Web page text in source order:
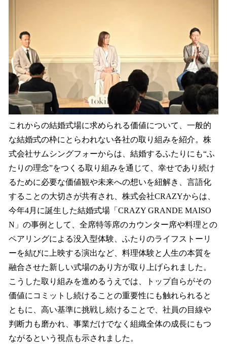
これからの結婚式場に求められる価値について、一般的
な結婚式の枠にとらわれない各社の取り組みを紹介。株
式会社サムシングフォーからは、結婚するふたりにも“ふ
たりの理念”をつくる取り組みを通じて、幸せであり続け
るために必要な価値観や未来への想いを紐解き、言語化
することの大切さが共有され、株式会社CRAZYからは、
今年4月に誕生した結婚式場「CRAZY GRANDE MAISO
N」の事例として、全席特等席のカウンター席や料理との
ペアリングによる没入型体験、ふたりのライフストーリ
ーを結びに上映する演出など、料理体験と人生の本質を
融合させた新しい式場のあり方が取り上げられました。
こうした取り組みを進めるうえでは、トップ自らがその
価値にコミットし続けることの重要性にも触れられると
ともに、高い基準に挑戦し続けることで、社員の目線や
判断力も磨かれ、事業だけでなく組織全体の成長にもつ
ながるという視点も示されました。